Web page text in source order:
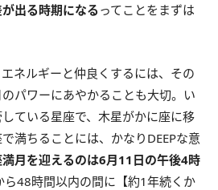
出る時期になる ってことをまずは
ネルギーと仲良くするには、その
パワーにあやかることも大切。い
ている星座で、木星がかに座に移
満ちることには、かなりDEEPな意
月を迎えるのは6月11 日の午後4時
ら48時間以内の間に【約1年続くか